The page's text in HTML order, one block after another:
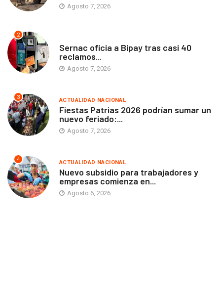
Agosto 7, 2026
2
Sernac oficia a Bipay tras casi 40
reclamos...
Agosto 7, 2026
3 ACTUALIDAD NACIONAL
Fiestas Patrias 2026 podrían sumar un
nuevo feriado:...
Agosto 7, 2026
4 ACTUALIDAD NACIONAL
Nuevo subsidio para trabajadores y
empresas comienza en...
Agosto 6, 2026